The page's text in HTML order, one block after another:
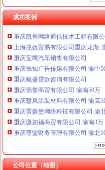
成功案例
重庆尊盟财务管理有限公司 渝北
重庆安赐商贸有限公司 渝江10万
重庆凯誉网络通信技术工程有限
上海兆妩贸易有限公司重庆龙湖·
重庆宝鹰汽车销售有限公司
重庆饰知广告传媒有限公司 渝中
重庆戴盛贷款咨询有限公司
重庆翡誉商贸有限公司 渝南50万
重庆慧风涂装材料有限公司 渝高
重庆雷森堡网络科技有限公司 渝
重庆谦如福商贸有限公司 渝南3万
重庆尊盟财务管理有限公司 渝北
重庆安赐商贸有限公司 渝江10万
重庆凯誉网络通信技术工程有限
上海兆妩贸易有限公司重庆龙湖
公司位置（地图）